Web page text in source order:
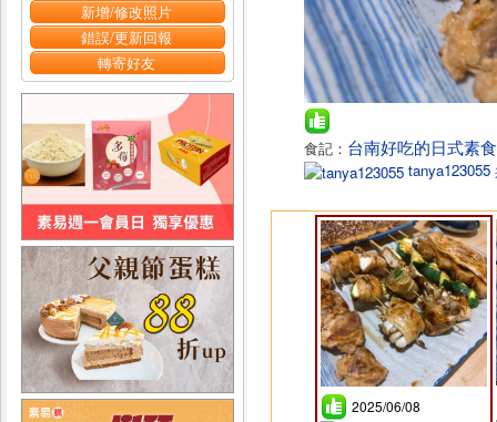
新增/修改照片
錯誤/更新回報
轉寄好友
食記： 台南好吃的日式素
tanya123055
2025/06/08